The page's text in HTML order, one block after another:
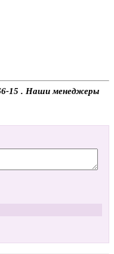
15 . Наши менеджеры